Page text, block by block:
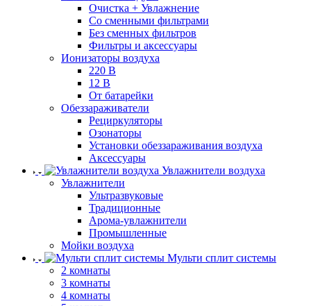
Очистка + Увлажнение
Cо сменными фильтрами
Без сменных фильтров
Фильтры и аксессуары
Ионизаторы воздуха
220 В
12 В
От батарейки
Обеззараживатели
Рециркуляторы
Озонаторы
Установки обеззараживания воздуха
Аксессуары
Увлажнители воздуха
Увлажнители
Ультразвуковые
Традиционные
Арома-увлажнители
Промышленные
Мойки воздуха
Мульти сплит системы
2 комнаты
3 комнаты
4 комнаты